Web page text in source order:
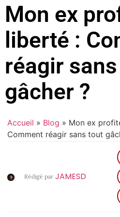
Mon ex
liberté :
réagir
gâcher ?
Accueil » Blog » Mon ex
Comment réagir sans tout
Rédigé par JAMESD